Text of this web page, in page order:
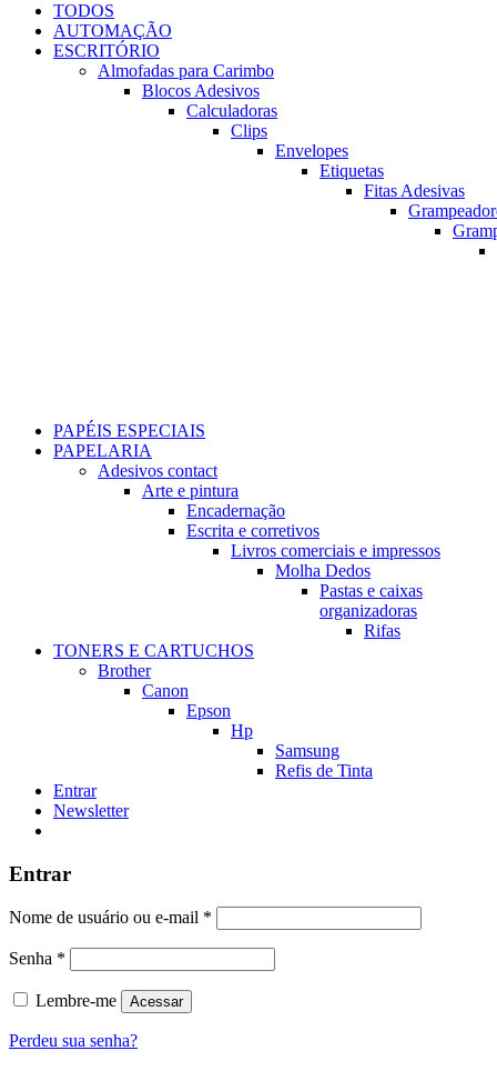
TODOS
AUTOMAÇÃO
ESCRITÓRIO
Almofadas para Carimbo
Blocos Adesivos
Calculadoras
Clips
Envelopes
Etiquetas
Fitas Adesivas
PAPÉIS ESPECIAIS
PAPELARIA
Adesivos contact
Arte e pintura
Encadernação
Escrita e corretivos
Livros comerciais e impressos
Molha Dedos
Pastas e caixas
organizadoras
Rifas
TONERS E CARTUCHOS
Brother
Canon
Epson
Hp
Samsung
Refis de Tinta
Entrar
Newsletter
Entrar
Nome de usuário ou e-mail *
Senha *
Lembre-me Acessar
Perdeu sua senha?